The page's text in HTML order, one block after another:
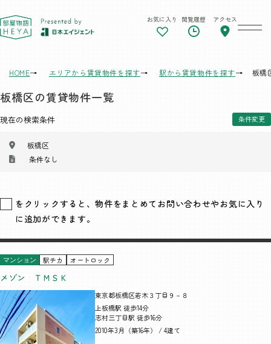
東京 部屋物語 お気に入り 閲覧履歴 アクセス
HOME エリアから賃貸物件を探す 駅から賃貸物件を探す 板橋
板橋区の賃貸物件一覧
現在の検索条件 条件変更
板橋区
条件なし
をクリックすると、物件をまとめてお問い合わせやお気に入り
に追加ができます。
マンション 駅チカ オートロック
メゾン ＴＭＳＫ
東京都板橋区若木３丁目９－８
上板橋駅 徒歩14分
志村三丁目駅 徒歩16分
2010年3月（築16年） / 4建て